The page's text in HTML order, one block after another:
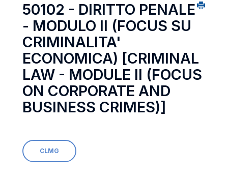
50102 - DIRITTO PENALE
- MODULO II (FOCUS SU
CRIMINALITA'
ECONOMICA) [CRIMINAL
LAW - MODULE II (FOCUS
ON CORPORATE AND
BUSINESS CRIMES)]
CLMG